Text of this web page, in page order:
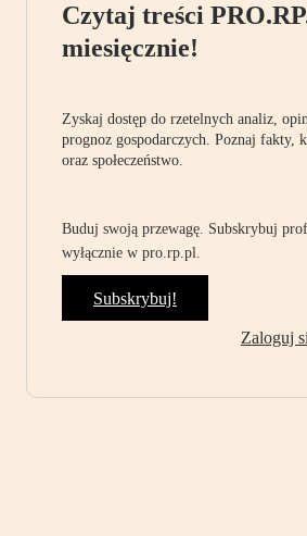
Czytaj treści
miesięcznie!
Zyskaj dostęp do rzetelnych analiz,
prognoz gospodarczych. Poznaj fakty,
oraz społeczeństwo.
Buduj swoją przewagę. Subskrybuj
wyłącznie w pro.rp.pl.
Subskrybuj!
Zaloguj